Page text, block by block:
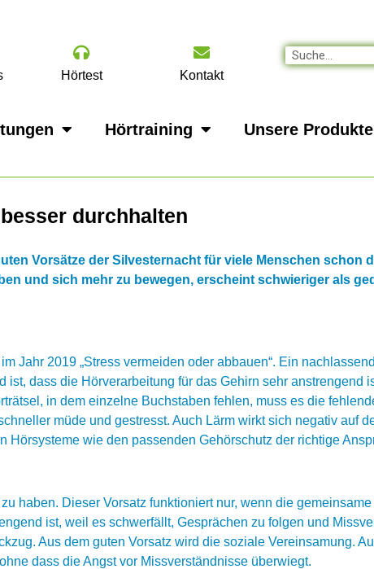
Hörtest Kontakt
Hörtraining Unsere Produkte
durchhalten
Vorsätze der Silvesternacht für viele Menschen schon
und sich mehr zu bewegen, erscheint schwieriger als
Jahr 2019 „Stress vermeiden oder abbauen“. Ein
dass die Hörverarbeitung für das Gehirn sehr anstrengend
in dem einzelne Buchstaben fehlen, muss es die
müde und gestresst. Auch Lärm wirkt sich negativ auf
wie den passenden Gehörschutz der richtige
haben. Dieser Vorsatz funktioniert nur, wenn die
ist, weil es schwerfällt, Gesprächen zu folgen und
Aus dem guten Vorsatz wird die soziale Vereinsamung.
dass die Angst vor Missverständnisse überwiegt.